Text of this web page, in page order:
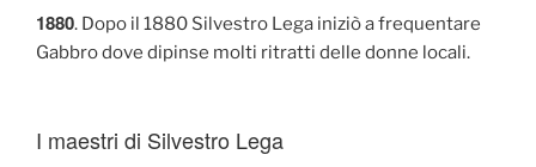
1880. Dopo il 1880 Silvestro Lega iniziò a frequentare
Gabbro dove dipinse molti ritratti delle donne locali.
I maestri di Silvestro Lega